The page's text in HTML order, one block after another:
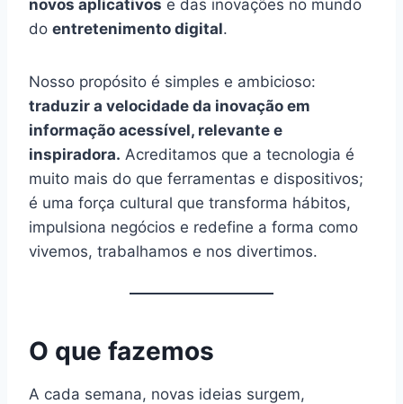
novos aplicativos e das inovações no mundo
do entretenimento digital.
Nosso propósito é simples e ambicioso:
traduzir a velocidade da inovação em
informação acessível, relevante e
inspiradora. Acreditamos que a tecnologia é
muito mais do que ferramentas e dispositivos;
é uma força cultural que transforma hábitos,
impulsiona negócios e redefine a forma como
vivemos, trabalhamos e nos divertimos.
O que fazemos
A cada semana, novas ideias surgem,